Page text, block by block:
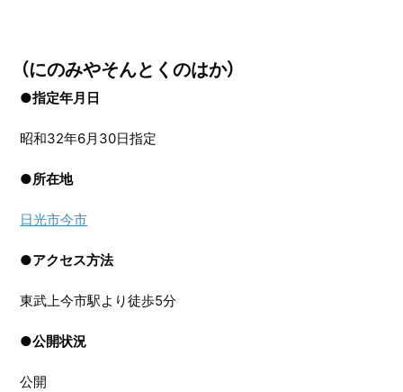
（にのみやそんとくのはか）
●指定年月日
昭和32年6月30日指定
●所在地
日光市今市
●アクセス方法
東武上今市駅より徒歩5分
●公開状況
公開